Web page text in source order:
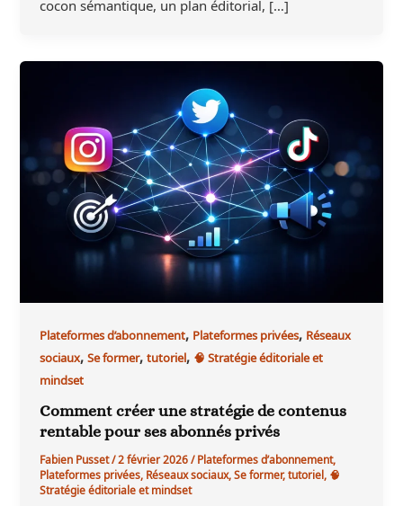
Plateformes d’abonnement, Plateformes privées, Réseaux
sociaux,Se former,tutoriel, 🧠 Stratégie éditoriale et
mindset
Comment créer une stratégie de contenus
rentable pour ses abonnés privés
Fabien Pusset/2 février 2026/Plateformes d’abonnement,
Plateformes privées,Réseaux sociaux,Se former,tutoriel,🧠
Stratégie éditoriale et mindset